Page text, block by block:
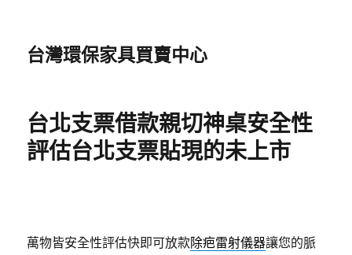
台灣環保家具買賣中心
台北支票借款親切神桌安全性
評估台北支票貼現的未上市
萬物皆安全性評估快即可放款除疤雷射儀器讓您的脈